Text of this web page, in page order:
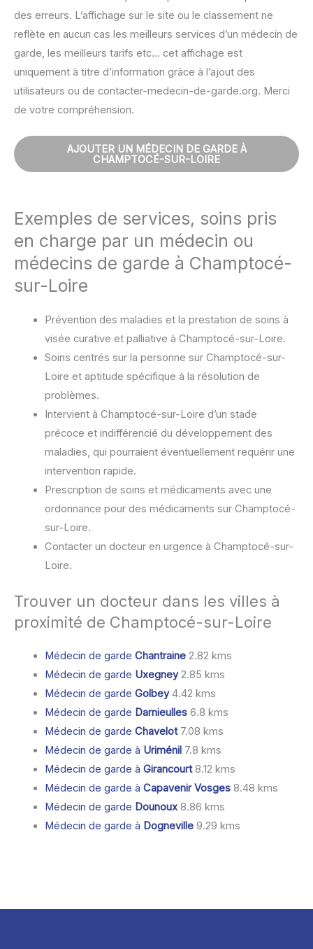
des erreurs. L’affichage sur le site ou le classement ne
reflète en aucun cas les meilleurs services d’un médecin de
garde, les meilleurs tarifs etc… cet affichage est
uniquement à titre d’information grâce à l’ajout des
utilisateurs ou de contacter-medecin-de-garde.org. Merci
de votre compréhension.
AJOUTER UN MÉDECIN DE GARDE À
CHAMPTOCÉ-SUR-LOIRE
Exemples de services, soins pris
en charge par un médecin ou
médecins de garde à Champtocé-
sur-Loire
Prévention des maladies et la prestation de soins à
visée curative et palliative à Champtocé-sur-Loire.
Soins centrés sur la personne sur Champtocé-sur-
Loire et aptitude spécifique à la résolution de
problèmes.
Intervient à Champtocé-sur-Loire d’un stade
précoce et indifférencié du développement des
maladies, qui pourraient éventuellement requérir une
intervention rapide.
Prescription de soins et médicaments avec une
ordonnance pour des médicaments sur Champtocé-
sur-Loire.
Contacter un docteur en urgence à Champtocé-sur-
Loire.
Trouver un docteur dans les villes à
proximité de Champtocé-sur-Loire
Médecin de garde Chantraine2.82 kms
Médecin de garde Uxegney2.85 kms
Médecin de garde Golbey4.42 kms
Médecin de garde Darnieulles6.8 kms
Médecin de garde Chavelot7.08 kms
Médecin de garde à Uriménil7.8 kms
Médecin de garde à Girancourt8.12 kms
Médecin de garde à Capavenir Vosges8.48 kms
Médecin de garde Dounoux8.86 kms
Médecin de garde à Dogneville9.29 kms